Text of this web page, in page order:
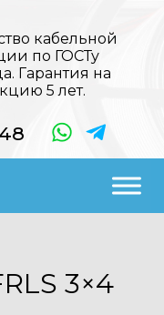
кабельной
по ГОСТу
Гарантия на
5 лет.
3×4